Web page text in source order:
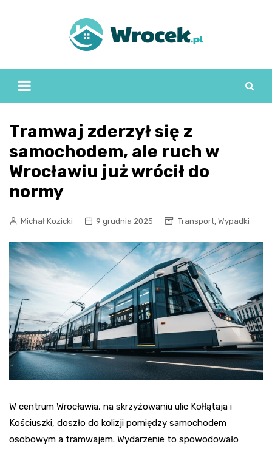
Tramwaj zderzył się z
samochodem, ale ruch w
Wrocławiu już wrócił do
normy
Michał Kozicki 9 grudnia 2025 Transport, Wypadki
W centrum Wrocławia, na skrzyżowaniu ulic Kołłątaja i
Kościuszki, doszło do kolizji pomiędzy samochodem
osobowym a tramwajem. Wydarzenie to spowodowało